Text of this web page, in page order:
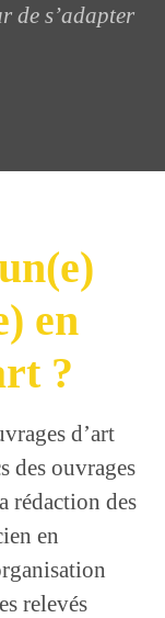
de s’adapter
en
?
d’art
des ouvrages
rédaction des
en
relevés